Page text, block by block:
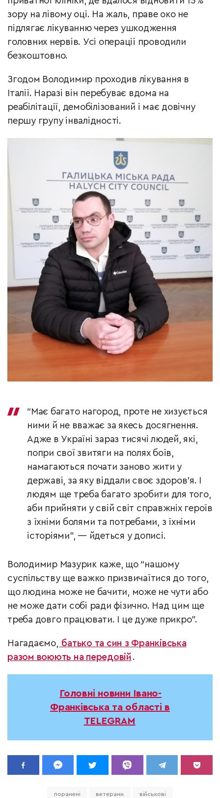
зору на лівому оці. На жаль, праве око не
підлягає лікуванню через ушкодження
головних нервів. Усі операції проводили
безкоштовно.
Згодом Володимир проходив лікування в
Італії. Наразі він перебуває вдома на
реабілітації, демобілізований і має довічну
першу групу інвалідності.
“Має багато нагород, проте не хизується
ними й не вважає за якесь досягнення.
Адже в Україні зараз тисячі людей, які,
попри свої звитяги на полях боїв,
намагаються почати заново жити у
державі, за яку віддали своє здоров’я. І
людям ще треба багато зробити для того,
аби прийняти у свій світ справжніх героїв
з їхніми болями та потребами, з їхніми
історіями”, — йдеться у дописі.
Володимир Мазурик каже, що “нашому
суспільству ще важко призвичаїтися до того,
що людина може не бачити, може не чути або
не може дати собі ради фізично. Над цим ще
треба довго працювати. І це дуже прикро”.
Нагадаємо, батько та син з Франківська
разом воюють на передовій .
Головні новини Івано-
Франківська та області в
TELEGRAM
поранені ветерани військові